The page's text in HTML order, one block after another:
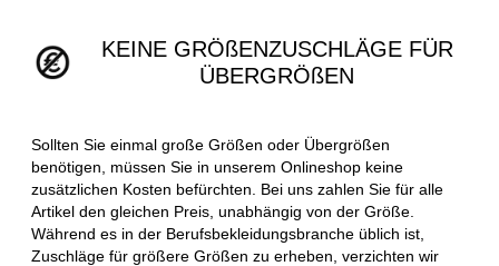
KEINE GRÖßENZUSCHLÄGE FÜR
ÜBERGRÖßEN
Sollten Sie einmal große Größen oder Übergrößen
benötigen, müssen Sie in unserem Onlineshop keine
zusätzlichen Kosten befürchten. Bei uns zahlen Sie für alle
Artikel den gleichen Preis, unabhängig von der Größe.
Während es in der Berufsbekleidungsbranche üblich ist,
Zuschläge für größere Größen zu erheben, verzichten wir